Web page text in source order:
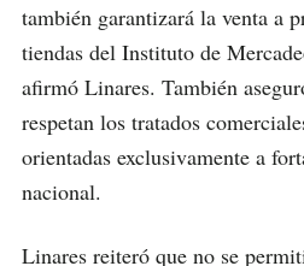
también garantizará la venta a
tiendas del Instituto de
afirmó Linares. También
respetan los tratados
orientadas exclusivamente a
nacional.
Linares reiteró que no se